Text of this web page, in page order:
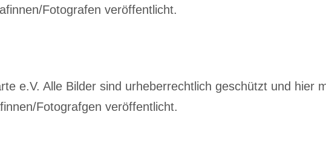
Fotografen veröffentlicht.
e.V. Alle Bilder sind urheberrechtlich geschützt und hier
Fotografgen veröffentlicht.